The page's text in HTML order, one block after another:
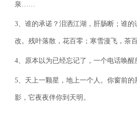
泉……
3、谁的承诺？泪洒江湖，肝肠断；谁
改。残叶落散，花百零；寒雪漫飞，
4、原本以为已经忘记了，一个电话唤醒
5、天上一颗星，地上一个人。你窗前
影，它夜夜伴你到天明。